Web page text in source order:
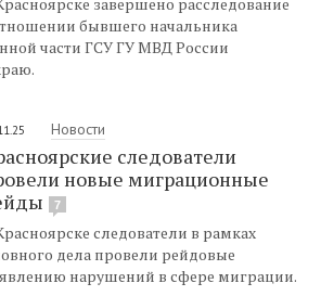
бывшего начальника
части ГСУ ГУ МВД России
Новости
следователи
новые миграционные
7
следователи в рамках
дела провели рейдовые
нарушений в сфере миграции.